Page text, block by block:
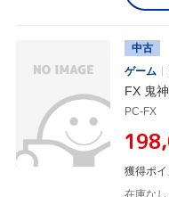
中古
ゲーム
FX 鬼
PC-FX
獲得ポ
在庫なし